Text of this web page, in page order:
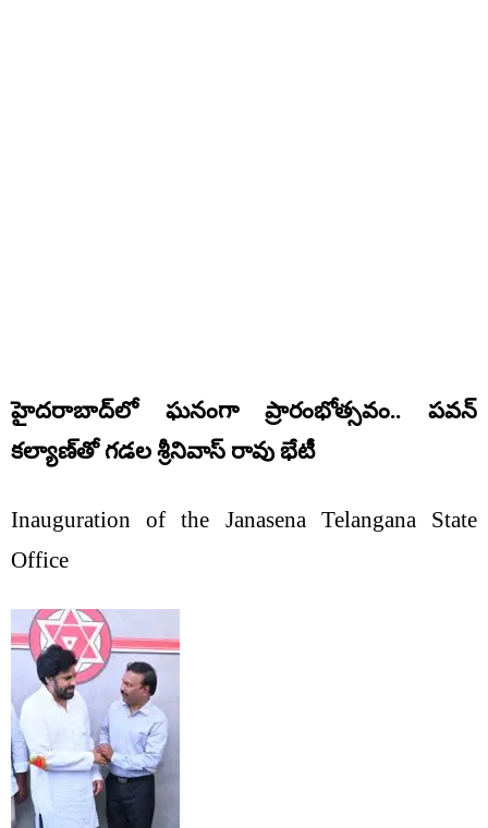
హైదరాబాద్‌లో ఘనంగా ప్రారంభోత్సవం.. పవన్
కల్యాణ్‌తో గడల శ్రీనివాస్ రావు భేటీ
Inauguration of the Janasena Telangana State
Office